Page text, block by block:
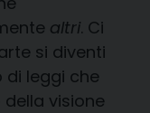
altri. Ci
si diventi
leggi che
visione